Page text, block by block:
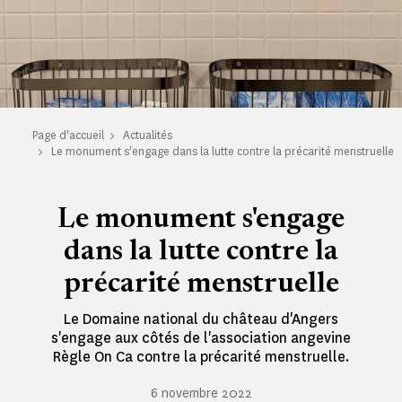
Page d'accueil
Actualités
Le monument s'engage dans la lutte contre la précarité menstruelle
Le monument s'engage
dans la lutte contre la
précarité menstruelle
Le Domaine national du château d'Angers
s'engage aux côtés de l'association angevine
Règle On Ca contre la précarité menstruelle.
6 novembre 2022